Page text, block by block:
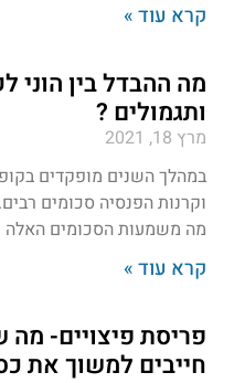
קרא עוד »
מה ההבדל בין הוני
ותגמולים ?
מרץ 18, 2021
במהלך השנים מופקדים
וקרנות הפנסיה סכומים
מה משמעות הסכומים האלה
קרא עוד »
פריסת פיצויים-
חייבים למשוך את